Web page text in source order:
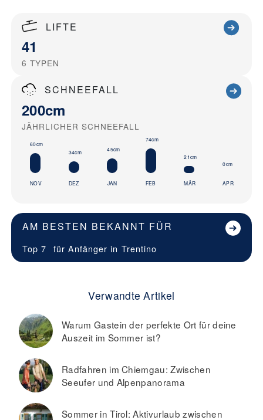
LIFTE
41
6 TYPEN
SCHNEEFALL
200cm
JÄHRLICHER SCHNEEFALL
60cm
NOV
34cm
DEZ
45cm
JAN
74cm
FEB
21cm
MÄR
0cm
APR
AM BESTEN BEKANNT FÜR
Top 7 für Anfänger in Trentino
Verwandte Artikel
Warum Gastein der perfekte Ort für deine
Auszeit im Sommer ist?
Radfahren im Chiemgau: Zwischen
Seeufer und Alpenpanorama
Sommer in Tirol: Aktivurlaub zwischen